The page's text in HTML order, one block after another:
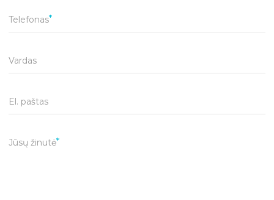
Telefonas
Vardas
El. paštas
Jūsų žinutė